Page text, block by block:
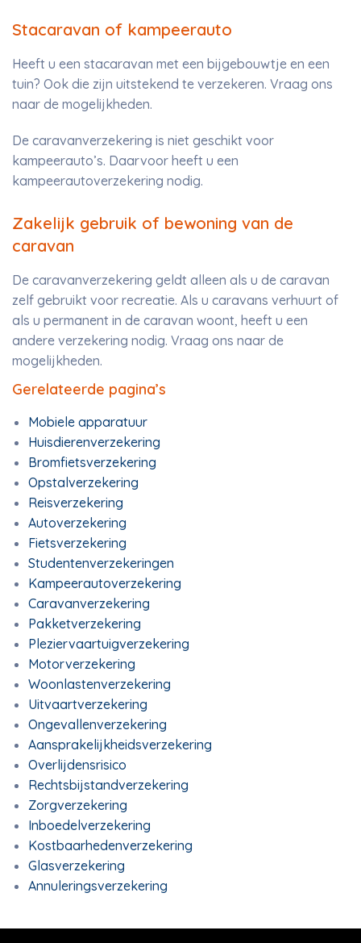
Stacaravan of kampeerauto
Heeft u een stacaravan met een bijgebouwtje en een
tuin? Ook die zijn uitstekend te verzekeren. Vraag ons
naar de mogelijkheden.
De caravanverzekering is niet geschikt voor
kampeerauto’s. Daarvoor heeft u een
kampeerautoverzekering nodig.
Zakelijk gebruik of bewoning van de
caravan
De caravanverzekering geldt alleen als u de caravan
zelf gebruikt voor recreatie. Als u caravans verhuurt of
als u permanent in de caravan woont, heeft u een
andere verzekering nodig. Vraag ons naar de
mogelijkheden.
Gerelateerde pagina’s
Mobiele apparatuur
Huisdierenverzekering
Bromfietsverzekering
Opstalverzekering
Reisverzekering
Autoverzekering
Fietsverzekering
Studentenverzekeringen
Kampeerautoverzekering
Caravanverzekering
Pakketverzekering
Pleziervaartuigverzekering
Motorverzekering
Woonlastenverzekering
Uitvaartverzekering
Ongevallenverzekering
Aansprakelijkheidsverzekering
Overlijdensrisico
Rechtsbijstandverzekering
Zorgverzekering
Inboedelverzekering
Kostbaarhedenverzekering
Glasverzekering
Annuleringsverzekering